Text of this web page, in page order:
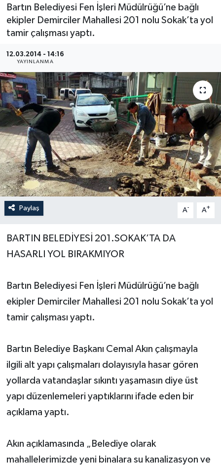
Bartın Belediyesi Fen İşleri Müdülrüğü’ne bağlı
ekipler Demirciler Mahallesi 201 nolu Sokak’ta yol
tamir çalışması yaptı.
12.03.2014 - 14:16
YAYINLANMA
Paylaş A- A+
BARTIN BELEDİYESİ 201.SOKAK’TA DA
HASARLI YOL BIRAKMIYOR
Bartın Belediyesi Fen İşleri Müdülrüğü’ne bağlı
ekipler Demirciler Mahallesi 201 nolu Sokak’ta yol
tamir çalışması yaptı.
Bartın Belediye Başkanı Cemal Akın çalışmayla
ilgili alt yapı çalışmaları dolayısıyla hasar gören
yollarda vatandaşlar sıkıntı yaşamasın diye üst
yapı düzenlemeleri yaptıklarını ifade eden bir
açıklama yaptı.
Akın açıklamasında „Belediye olarak
mahallelerimizde yeni binalara su kanalizasyon ve
Medya
Sivil Toplum
Siyaset
Spor
Tarım
Turizm
Yerel Yönetimler